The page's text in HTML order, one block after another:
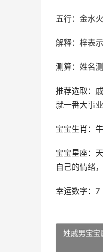
五行：金水
解释：梓表
测算：姓名
推荐选取：
就一番大事业
宝宝生肖：
宝宝星座：
自己的情绪
幸运数字：7
姓戚男宝宝